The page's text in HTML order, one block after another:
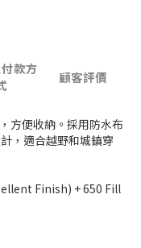
款方
顧客評價
方便收納。採用防水布
，適合越野和城鎮穿
Finish) + 650 Fill